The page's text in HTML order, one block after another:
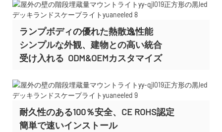
ランプボディの優れた熱散逸性能
シンプルな外観、建物との高い統合
受け入れる ODM&OEMカスタマイズ
耐久性のある100％安全、CE ROHS認定
簡単で速いインストール